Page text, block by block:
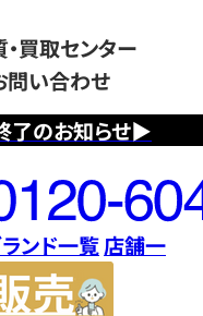
了のお知らせ▶
・買取センター
問い合わせ
ンド一覧店舗一